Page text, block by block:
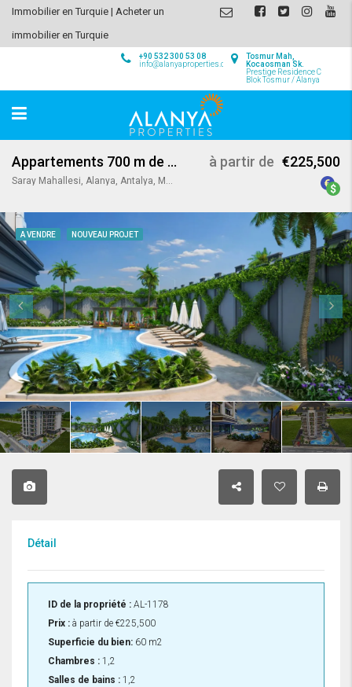
Immobilier en Turquie | Acheter un
immobilier en Turquie
Tosmur Mah,
Kocaosman Sk.
Prestige Residence C
Blok Tosmur / Alanya
+90 532 300 53 08
info@alanyaproperties.com
Appartements 700 m de la Plage de Cléopâtre
Saray Mahallesi, Alanya, Antalya, Mediterranean Region, 07400, Turkey
à partir de €225,500
A VENDRE NOUVEAU PROJET
Détail
ID de la propriété : AL-1178
Prix : à partir de €225,500
Superficie du bien: 60 m2
Chambres : 1,2
Salles de bains : 1,2